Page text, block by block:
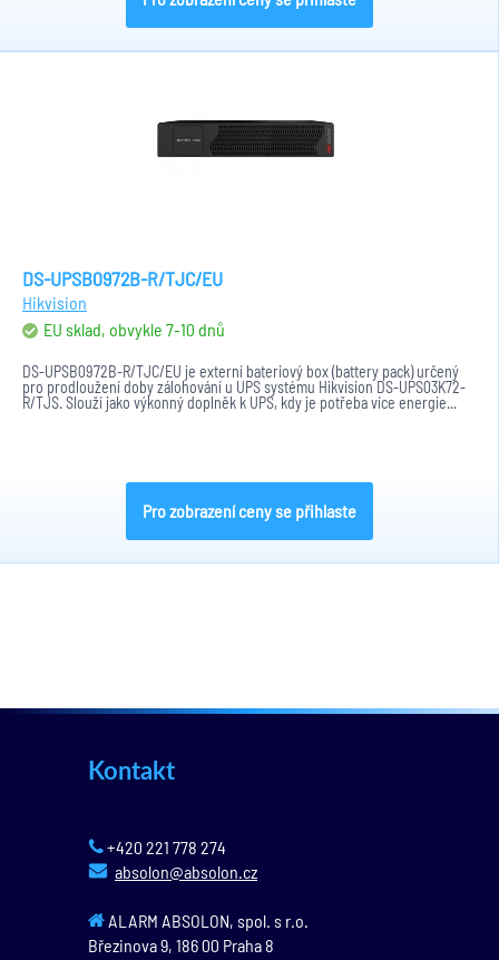
DS-UPSB0972B-R/TJC/EU
Hikvision
EU sklad, obvykle 7-10 dnů
DS-UPSB0972B-R/TJC/EU je externí bateriový box (battery pack) určený
pro prodloužení doby zálohování u UPS systému Hikvision DS-UPS03K72-
R/TJS. Slouží jako výkonný doplněk k UPS, kdy je potřeba více energie...
Pro zobrazení ceny se přihlaste
Kontakt
+420 221 778 274
absolon@absolon.cz
ALARM ABSOLON, spol. s r.o.
Březinova 9, 186 00 Praha 8